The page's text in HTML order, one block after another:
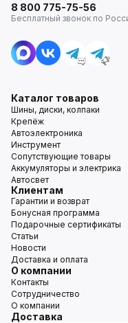
8 800 775-75-56
Бесплатный звонок по
Каталог товаров
Шины, диски, колпаки
Крепёж
Автоэлектроника
Инструмент
Сопутствующие товары
Аккумуляторы и электрика
Автосвет
Клиентам
Гарантии и возврат
Бонусная программа
Подарочные сертификаты
Статьи
Новости
Доставка и оплата
О компании
Контакты
Сотрудничество
О компании
Доставка